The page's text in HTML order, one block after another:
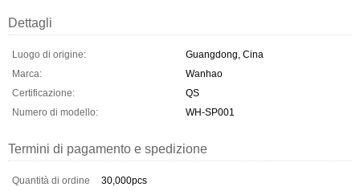
Dettagli
Luogo di origine:
Guangdong, Cina
Marca:
Wanhao
Certificazione:
QS
Numero di modello:
WH-SP001
Termini di pagamento e spedizione
Quantità di ordine
30,000pcs